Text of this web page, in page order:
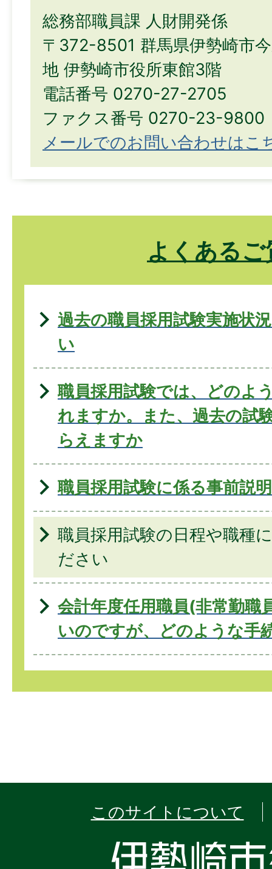
総務部職員課 人財開発係
〒372-8501 群馬県伊勢崎市
地 伊勢崎市役所東館3階
電話番号 0270-27-2705
ファクス番号 0270-23-9800
メールでのお問い合わせはこ
よくあるご
過去の職員採用試験実施状
い
職員採用試験では、どのよ
れますか。また、過去の試
らえますか
職員採用試験に係る事前説
職員採用試験の日程や職種
ださい
会計年度任用職員(非常勤職
いのですが、どのような手
このサイトについて